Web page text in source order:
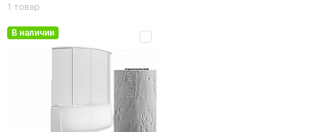
1 товар
В наличии